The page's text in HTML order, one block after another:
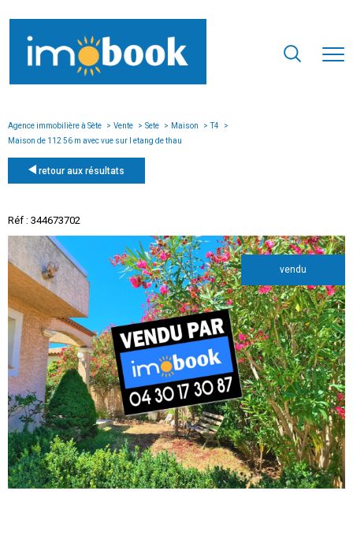
Agence immobilière à Sète Vente Sete Maison
T4
Maison de 112 56 m avec vue sur l etang de thau
retour aux résultats
Réf : 344673702
vendu